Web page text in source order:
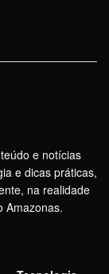
e notícias
e dicas práticas,
na realidade
Amazonas.